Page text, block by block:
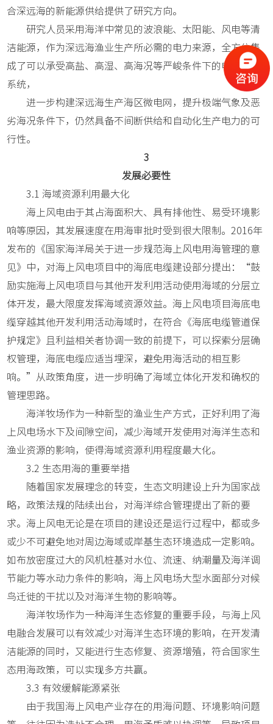
合深远海的新能源供给提供了研究方向。
研究人员采用海洋中常见的波浪能、太阳能、风电等清
洁能源，作为深远海渔业生产所必需的电力来源，全方位集
成了可以承受高盐、高湿、高海况等严峻条件下的电力供给
系统，
进一步构建深远海生产海区微电网，提升极端气象及恶
劣海况条件下，仍然具备不间断供给和自动化生产电力的可
行性。
3
发展必要性
3.1 海域资源利用最大化
海上风电由于其占海面积大、具有排他性、易受环境影
响等原因，其发展速度在用海审批时受到很大限制。2016年
发布的《国家海洋局关于进一步规范海上风电用海管理的意
见》中，对海上风电项目中的海底电缆建设部分提出：“鼓
励实施海上风电项目与其他开发利用活动使用海域的分层立
体开发，最大限度发挥海域资源效益。海上风电项目海底电
缆穿越其他开发利用活动海域时，在符合《海底电缆管道保
护规定》且利益相关者协调一致的前提下，可以探索分层确
权管理，海底电缆应适当埋深，避免用海活动的相互影
响。”从政策角度，进一步明确了海域立体化开发和确权的
管理思路。
海洋牧场作为一种新型的渔业生产方式，正好利用了海
上风电场水下及间隙空间，减少海域开发使用对海洋生态和
渔业资源的影响，使得海域资源利用程度最大化。
3.2 生态用海的重要举措
随着国家发展理念的转变，生态文明建设上升为国家战
略，政策法规的陆续出台，对海洋综合管理提出了新的要
求。海上风电无论是在项目的建设还是运行过程中，都或多
或少不可避免地对周边海域或岸基生态环境造成一定影响。
如布放密度过大的风机桩基对水位、流速、纳潮量及海洋调
节能力等水动力条件的影响，海上风电场大型水面部分对候
鸟迁徙的干扰以及对海洋生物的影响等。
海洋牧场作为一种海洋生态修复的重要手段，与海上风
电融合发展可以有效减少对海洋生态环境的影响，在开发清
洁能源的同时，又能进行生态修复、资源增殖，符合国家生
态用海政策，可以实现多方共赢。
3.3 有效缓解能源紧张
由于我国海上风电产业存在的用海问题、环境影响问题